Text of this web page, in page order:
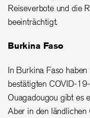
Reiseverbote und die
beeinträchtigt.
Burkina Faso
In Burkina Faso
bestätigten COVID-
Ouagadougou gibt es
Aber in den ländlichen